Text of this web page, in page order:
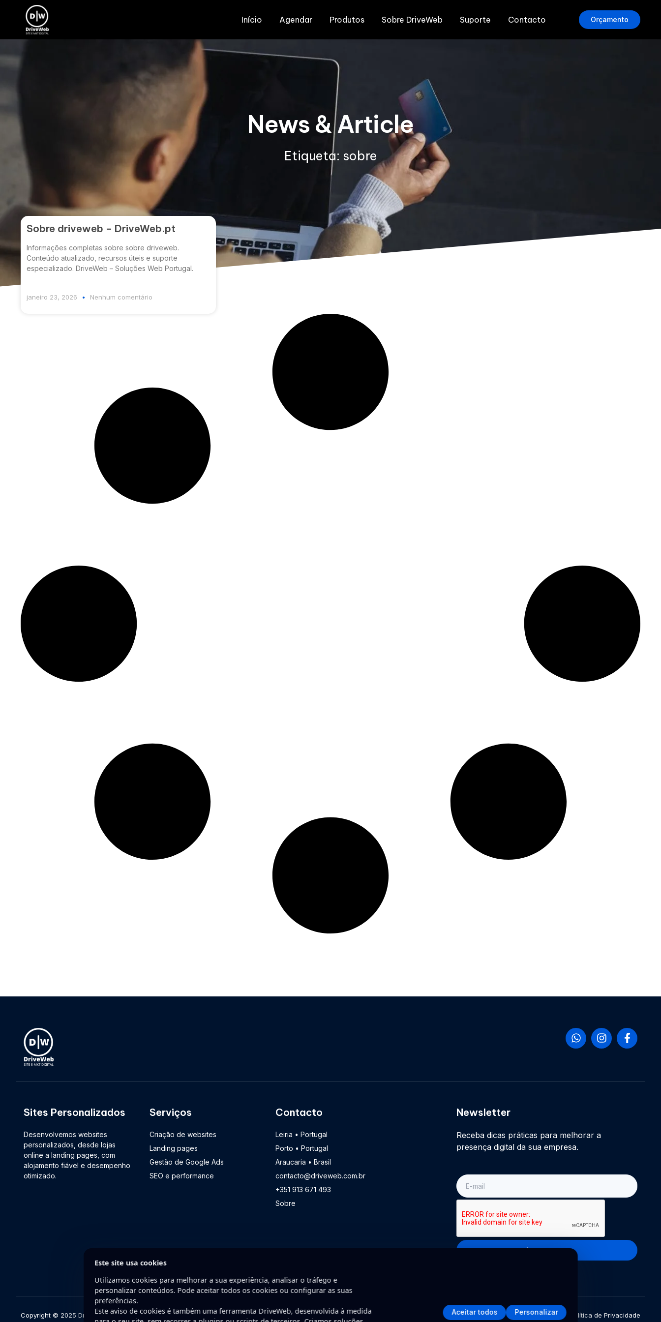
Início Agendar Produtos Sobre DriveWeb Suporte Contacto Orçamento
News & Article
Etiqueta: sobre
Sobre driveweb – DriveWeb.pt
Informações completas sobre sobre driveweb.
Conteúdo atualizado, recursos úteis e suporte
especializado. DriveWeb – Soluções Web Portugal.
janeiro 23, 2026 Nenhum comentário
Sites Personalizados
Desenvolvemos websites
personalizados, desde lojas
online a landing pages, com
alojamento fiável e desempenho
otimizado.
Serviços
Criação de websites
Landing pages
Gestão de Google Ads
SEO e performance
Contacto
Leiria • Portugal
Porto • Portugal
Araucaria • Brasil
contacto@driveweb.com.br
+351 913 671 493
Sobre
Newsletter
Receba dicas práticas para melhorar a
presença digital da sua empresa.
E-
mail
Inscreva-se
Copyright © 2025 DriveWeb. Todos os direitos reservados. Desenvolvido por DriveWeb. Política de Privacidade
Este site usa cookies
Utilizamos cookies para melhorar a sua experiência, analisar o tráfego e
personalizar conteúdos. Pode aceitar todos os cookies ou configurar as suas
preferências.
Este aviso de cookies é também uma ferramenta DriveWeb, desenvolvida à medida
Aceitar todos Personalizar